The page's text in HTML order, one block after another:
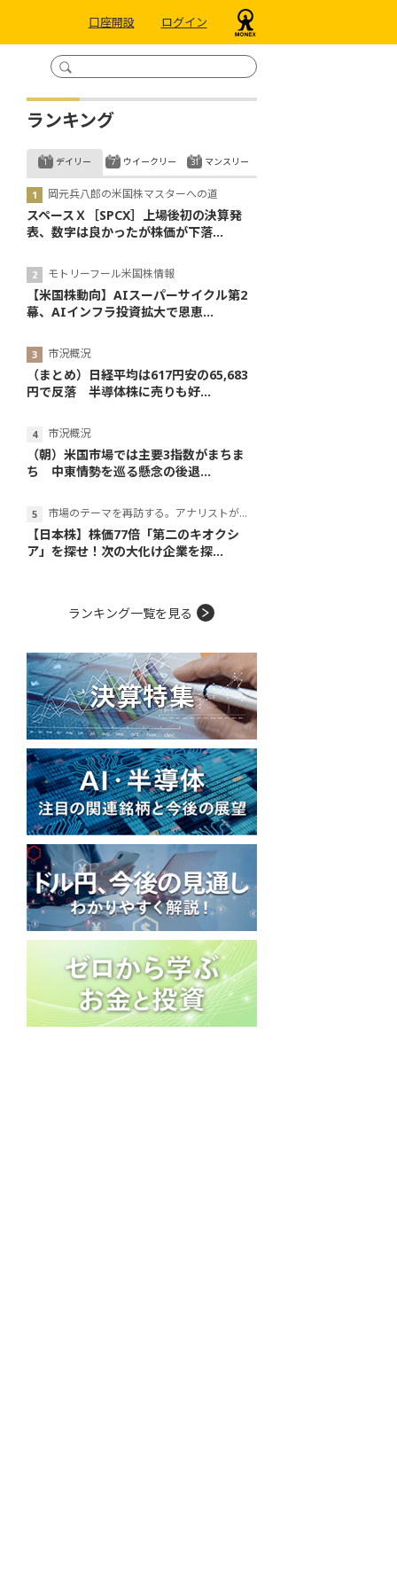
口座開設 ログイン
ランキング
デイリー
岡元兵八郎の米国株マスターへの道
スペースＸ［SPCX］上場後初の決算発
表、数字は良かったが株価が下落...
モトリーフール米国株情報
【米国株動向】AIスーパーサイクル第2
幕、AIインフラ投資拡大で恩恵...
市況概況
（まとめ）日経平均は617円安の65,683
円で反落 半導体株に売りも好...
市況概況
（朝）米国市場では主要3指数がまちま
ち 中東情勢を巡る懸念の後退...
市場のテーマを再訪する。アナリストが読み解くテーマの本質
【日本株】株価77倍「第二のキオクシ
ア」を探せ！次の大化け企業を探...
ウイークリー マンスリー
ランキング一覧を見る